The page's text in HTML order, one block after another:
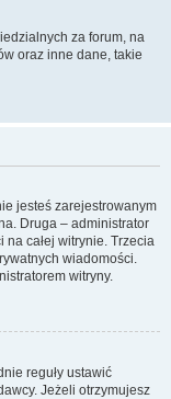
za forum, na
oraz inne dane, takie
jesteś zarejestrowanym
Druga – administrator
na całej witrynie. Trzecia
wiadomości.
witryny.
reguły ustawić
Jeżeli otrzymujesz